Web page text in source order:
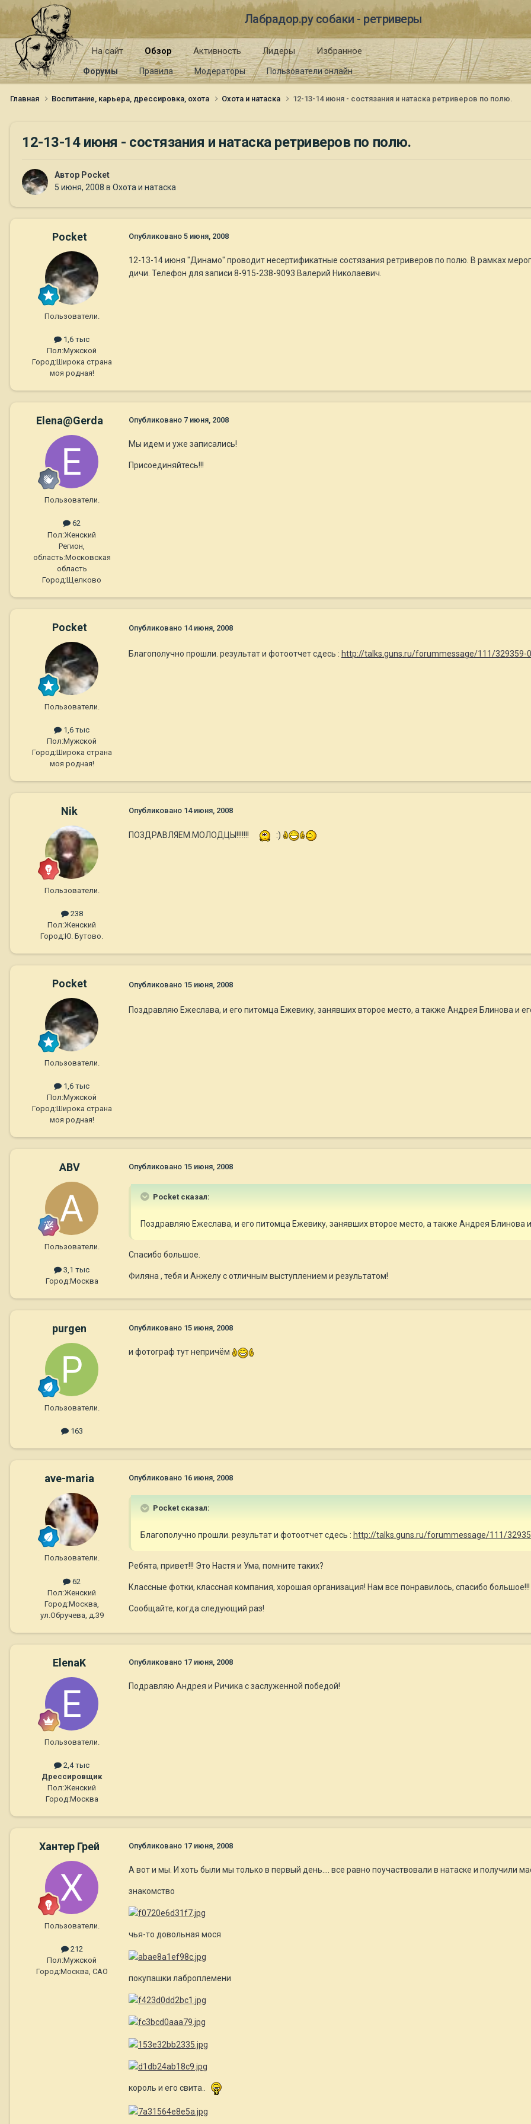
Лабрадор.ру собаки - ретриверы
На сайт Обзор
Форумы Правила Модераторы Пользователи онлайн
Активность Лидеры Избранное
Главная Воспитание, карьера, дрессировка, охота Охота и натаска 12-13-14 июня - состязания и натаска ретриверов по полю.
12-13-14 июня - состязания и натаска ретриверов по полю.
Автор Pocket
5 июня, 2008 в Охота и натаска
Pocket
Пользователи.
1,6 тыс
Пол:Мужской
Город:Широка страна
моя родная!
Опубликовано 5 июня, 2008
12-13-14 июня "Динамо" проводит несертификатные состязания ретриверов по полю. В рамках
дичи. Телефон для записи 8-915-238-9093 Валерий Николаевич.
Elena@Gerda
Пользователи.
62
Пол:Женский
Регион,
область:Московская
область
Город:Щелково
Опубликовано 7 июня, 2008
Мы идем и уже записались!
Присоединяйтесь!!!
Pocket
Пользователи.
1,6 тыс
Пол:Мужской
Город:Широка страна
моя родная!
Опубликовано 14 июня, 2008
Благополучно прошли. результат и фотоотчет сдесь : http://talks.guns.ru/forummessage/111/329359-
Nik
Пользователи.
238
Пол:Женский
Город:Ю. Бутово.
Опубликовано 14 июня, 2008
ПОЗДРАВЛЯЕМ.МОЛОДЦЫ!!!!!!! :)
Pocket
Пользователи.
1,6 тыс
Пол:Мужской
Город:Широка страна
моя родная!
Опубликовано 15 июня, 2008
Поздравляю Ежеслава, и его питомца Ежевику, занявших второе место, а также Андрея Блинова и
ABV
Пользователи.
3,1 тыс
Город:Москва
Опубликовано 15 июня, 2008
Pocket сказал:
Поздравляю Ежеслава, и его питомца Ежевику, занявших второе место, а также Андрея Блинова
Спасибо большое.
Филяна , тебя и Анжелу с отличным выступлением и результатом!
purgen
Пользователи.
163
Опубликовано 15 июня, 2008
и фотограф тут непричём
ave-maria
Пользователи.
62
Пол:Женский
Город:Москва,
ул.Обручева, д.39
Опубликовано 16 июня, 2008
Pocket сказал:
Благополучно прошли. результат и фотоотчет сдесь : http://talks.guns.ru/forummessage/111/
Ребята, привет!!! Это Настя и Ума, помните таких?
Классные фотки, классная компания, хорошая организация! Нам все понравилось, спасибо большое!!!
Сообщайте, когда следующий раз!
ElenaK
Пользователи.
2,4 тыс
Дрессировщик
Пол:Женский
Город:Москва
Опубликовано 17 июня, 2008
Подравляю Андрея и Ричика с заслуженной победой!
Хантер Грей
Пользователи.
212
Пол:Мужской
Город:Москва, САО
Опубликовано 17 июня, 2008
А вот и мы. И хоть были мы только в первый день.... все равно поучаствовали в натаске и получили
знакомство
чья-то довольная мося
покупашки лаброплемени
король и его свита..